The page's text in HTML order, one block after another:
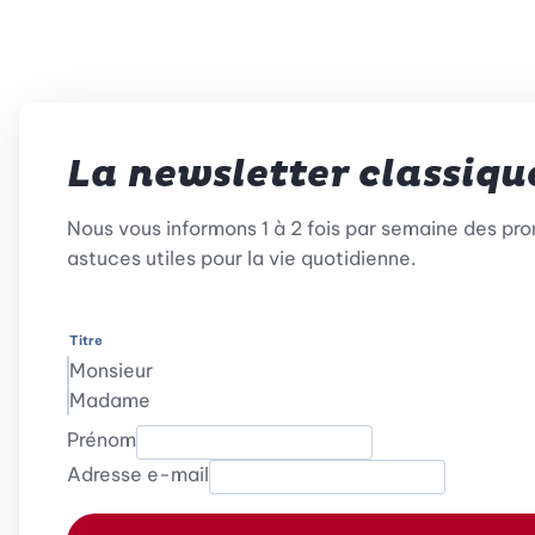
La newsletter
Nous vous informons 1 à 2 fois par semaine des
astuces utiles pour la vie quotidienne.
Titre
Monsieur
Madame
Prénom
Adresse e-mail